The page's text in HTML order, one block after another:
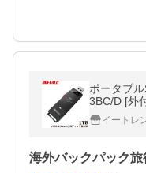
ポータブ
3BC/D [外
1 スティッ
イートレ